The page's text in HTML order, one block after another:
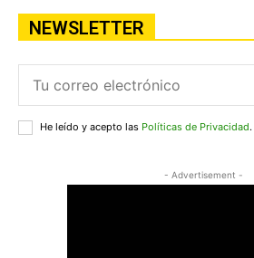
NEWSLETTER
He leído y acepto las Políticas de Privacidad.
- Advertisement -